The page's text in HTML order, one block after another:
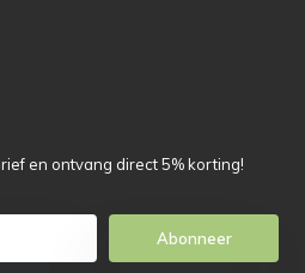
en ontvang direct 5% korting!
Abonneer